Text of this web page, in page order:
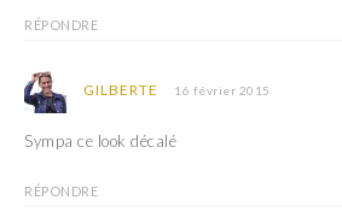
RÉPONDRE
GILBERTE 16 février 2015
Sympa ce look décalé
RÉPONDRE